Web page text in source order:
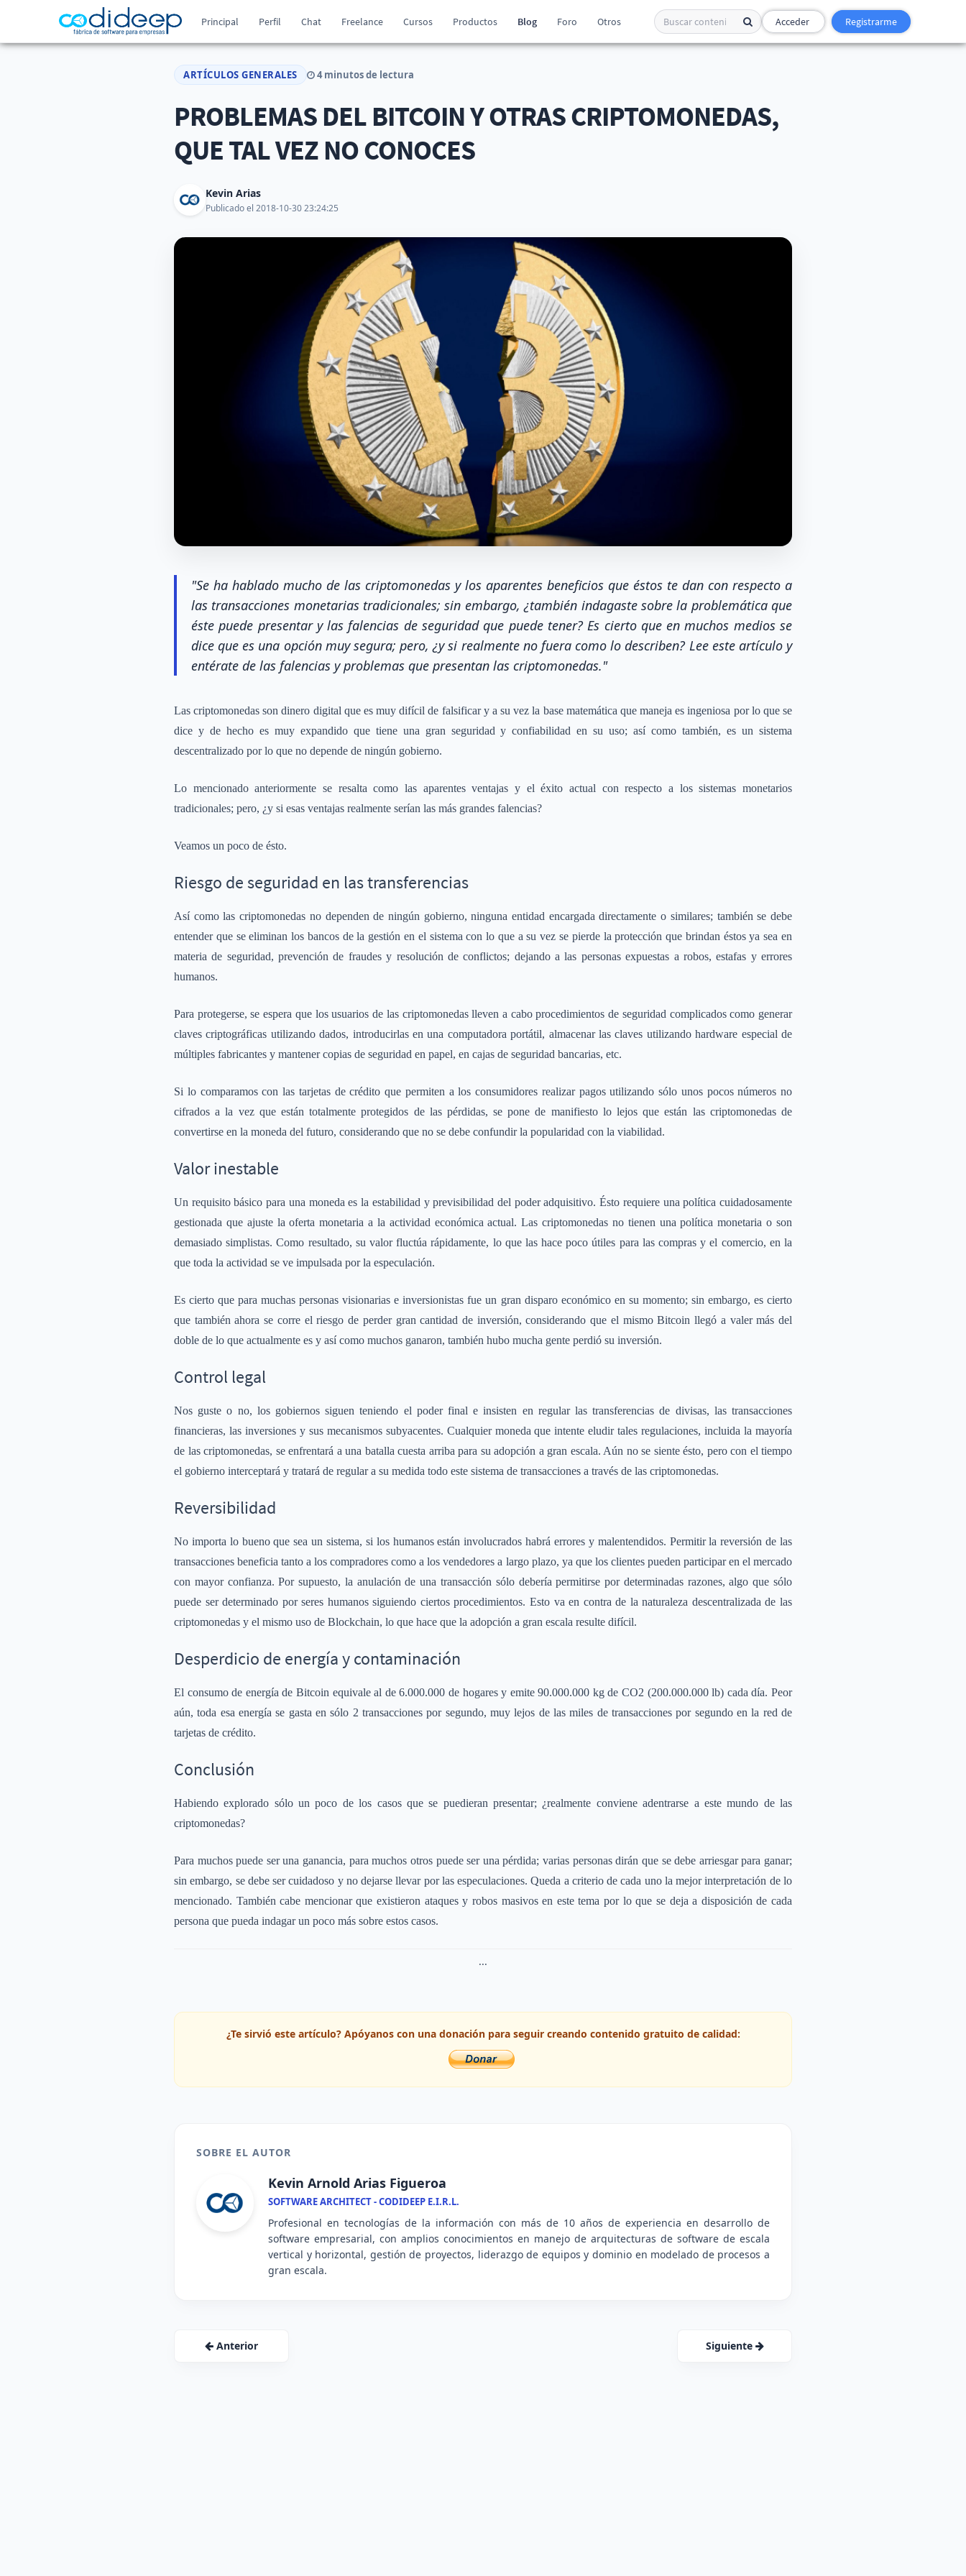
Principal Perfil Chat Freelance Cursos Productos Blog Foro Otros Acceder Registrarme
ARTÍCULOS GENERALES 4 minutos de lectura
PROBLEMAS DEL BITCOIN Y OTRAS CRIPTOMONEDAS,
QUE TAL VEZ NO CONOCES
Kevin Arias
Publicado el 2018-10-30 23:24:25
"Se ha hablado mucho de las criptomonedas y los aparentes beneficios que éstos te dan con respecto a
las transacciones monetarias tradicionales; sin embargo, ¿también indagaste sobre la problemática que
éste puede presentar y las falencias de seguridad que puede tener? Es cierto que en muchos medios se
dice que es una opción muy segura; pero, ¿y si realmente no fuera como lo describen? Lee este artículo y
entérate de las falencias y problemas que presentan las criptomonedas."
Las criptomonedas son dinero digital que es muy difícil de falsificar y a su vez la base matemática que maneja es ingeniosa por lo que se
dice y de hecho es muy expandido que tiene una gran seguridad y confiabilidad en su uso; así como también, es un sistema
descentralizado por lo que no depende de ningún gobierno.
Lo mencionado anteriormente se resalta como las aparentes ventajas y el éxito actual con respecto a los sistemas monetarios
tradicionales; pero, ¿y si esas ventajas realmente serían las más grandes falencias?
Veamos un poco de ésto.
Riesgo de seguridad en las transferencias
Así como las criptomonedas no dependen de ningún gobierno, ninguna entidad encargada directamente o similares; también se debe
entender que se eliminan los bancos de la gestión en el sistema con lo que a su vez se pierde la protección que brindan éstos ya sea en
materia de seguridad, prevención de fraudes y resolución de conflictos; dejando a las personas expuestas a robos, estafas y errores
humanos.
Para protegerse, se espera que los usuarios de las criptomonedas lleven a cabo procedimientos de seguridad complicados como generar
claves criptográficas utilizando dados, introducirlas en una computadora portátil, almacenar las claves utilizando hardware especial de
múltiples fabricantes y mantener copias de seguridad en papel, en cajas de seguridad bancarias, etc.
Si lo comparamos con las tarjetas de crédito que permiten a los consumidores realizar pagos utilizando sólo unos pocos números no
cifrados a la vez que están totalmente protegidos de las pérdidas, se pone de manifiesto lo lejos que están las criptomonedas de
convertirse en la moneda del futuro, considerando que no se debe confundir la popularidad con la viabilidad.
Valor inestable
Un requisito básico para una moneda es la estabilidad y previsibilidad del poder adquisitivo. Ésto requiere una política cuidadosamente
gestionada que ajuste la oferta monetaria a la actividad económica actual. Las criptomonedas no tienen una política monetaria o son
demasiado simplistas. Como resultado, su valor fluctúa rápidamente, lo que las hace poco útiles para las compras y el comercio, en la
que toda la actividad se ve impulsada por la especulación.
Es cierto que para muchas personas visionarias e inversionistas fue un gran disparo económico en su momento; sin embargo, es cierto
que también ahora se corre el riesgo de perder gran cantidad de inversión, considerando que el mismo Bitcoin llegó a valer más del
doble de lo que actualmente es y así como muchos ganaron, también hubo mucha gente perdió su inversión.
Control legal
Nos guste o no, los gobiernos siguen teniendo el poder final e insisten en regular las transferencias de divisas, las transacciones
financieras, las inversiones y sus mecanismos subyacentes. Cualquier moneda que intente eludir tales regulaciones, incluida la mayoría
de las criptomonedas, se enfrentará a una batalla cuesta arriba para su adopción a gran escala. Aún no se siente ésto, pero con el tiempo
el gobierno interceptará y tratará de regular a su medida todo este sistema de transacciones a través de las criptomonedas.
Reversibilidad
No importa lo bueno que sea un sistema, si los humanos están involucrados habrá errores y malentendidos. Permitir la reversión de las
transacciones beneficia tanto a los compradores como a los vendedores a largo plazo, ya que los clientes pueden participar en el mercado
con mayor confianza. Por supuesto, la anulación de una transacción sólo debería permitirse por determinadas razones, algo que sólo
puede ser determinado por seres humanos siguiendo ciertos procedimientos. Esto va en contra de la naturaleza descentralizada de las
criptomonedas y el mismo uso de Blockchain, lo que hace que la adopción a gran escala resulte difícil.
Desperdicio de energía y contaminación
El consumo de energía de Bitcoin equivale al de 6.000.000 de hogares y emite 90.000.000 kg de CO2 (200.000.000 lb) cada día. Peor
aún, toda esa energía se gasta en sólo 2 transacciones por segundo, muy lejos de las miles de transacciones por segundo en la red de
tarjetas de crédito.
Conclusión
Habiendo explorado sólo un poco de los casos que se puedieran presentar; ¿realmente conviene adentrarse a este mundo de las
criptomonedas?
Para muchos puede ser una ganancia, para muchos otros puede ser una pérdida; varias personas dirán que se debe arriesgar para ganar;
sin embargo, se debe ser cuidadoso y no dejarse llevar por las especulaciones. Queda a criterio de cada uno la mejor interpretación de lo
mencionado. También cabe mencionar que existieron ataques y robos masivos en este tema por lo que se deja a disposición de cada
persona que pueda indagar un poco más sobre estos casos.
...
¿Te sirvió este artículo? Apóyanos con una donación para seguir creando contenido gratuito de calidad:
SOBRE EL AUTOR
Kevin Arnold Arias Figueroa
SOFTWARE ARCHITECT - CODIDEEP E.I.R.L.
Profesional en tecnologías de la información con más de 10 años de experiencia en desarrollo de
software empresarial, con amplios conocimientos en manejo de arquitecturas de software de escala
vertical y horizontal, gestión de proyectos, liderazgo de equipos y dominio en modelado de procesos a
gran escala.
Anterior Siguiente